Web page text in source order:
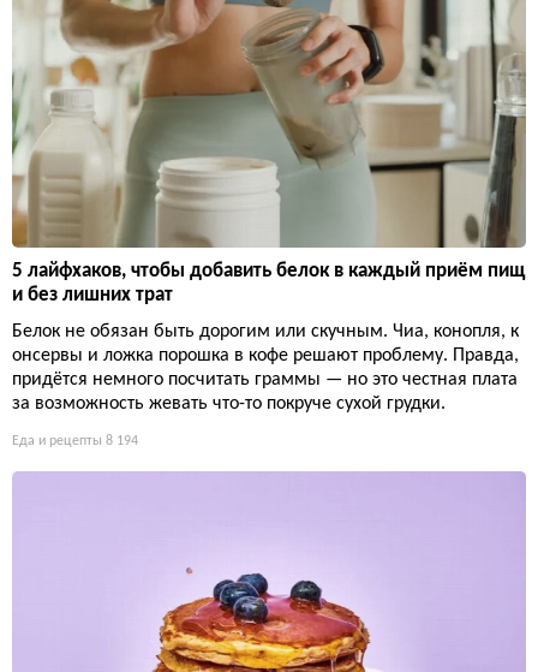
5 лайфхаков, чтобы добавить белок в каждый приём пищ
и без лишних трат
Белок не обязан быть дорогим или скучным. Чиа, конопля, к
онсервы и ложка порошка в кофе решают проблему. Правда,
придётся немного посчитать граммы — но это честная плата
за возможность жевать что-то покруче сухой грудки.
Еда и рецепты 8 194